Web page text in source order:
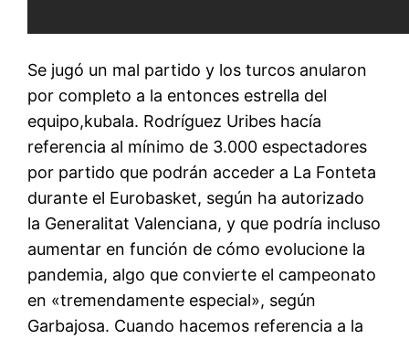
Se jugó un mal partido y los turcos anularon
por completo a la entonces estrella del
equipo,kubala. Rodríguez Uribes hacía
referencia al mínimo de 3.000 espectadores
por partido que podrán acceder a La Fonteta
durante el Eurobasket, según ha autorizado
la Generalitat Valenciana, y que podría incluso
aumentar en función de cómo evolucione la
pandemia, algo que convierte el campeonato
en «tremendamente especial», según
Garbajosa. Cuando hacemos referencia a la